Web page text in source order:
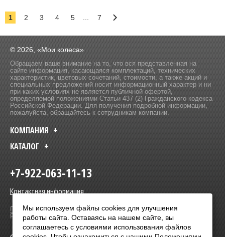
1 2 3 4 5 7
© 2026, «Мои колеса»
Обращаем ваше внимание на то, что вся представленная на
сайте информация, касающаяся комплектаций, технических
характеристик, цветовых сочетаний, стоимости, а также акций и
специальных предложений носит информационный характер и ни
при каких условиях не является публичной офертой,
определяемой положениями Статьи 437 (2) Гражданского кодекса
Российской Федерации. Для получения подробной информации,
пожалуйста, обращайтесь к сотрудникам компании.
КОМПАНИЯ
КАТАЛОГ
+7-922-063-11-13
Контактная информация
Политика в отношении обработки персональных данных
Разработка сайта – Olive Design
Мы используем файлы cookies для улучшения
работы сайта. Оставаясь на нашем сайте, вы
соглашаетесь с условиями использования файлов